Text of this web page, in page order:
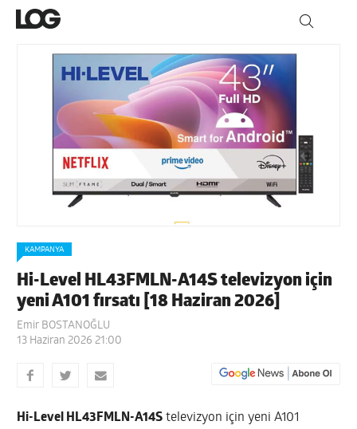
KAMPANYA
Hi-Level HL43FMLN-A14S televizyon için
yeni A101 fırsatı [18 Haziran 2026]
Emir BOSTANOĞLU
13 Haziran 2026 21:00
Hi-Level HL43FMLN-A14S televizyon için yeni A101